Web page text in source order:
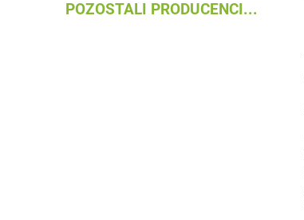
POZOSTALI PRODUCENCI...